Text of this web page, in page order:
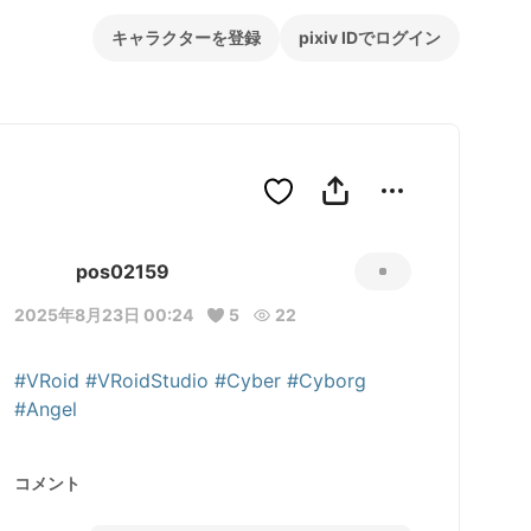
キャラクターを登録 pixiv IDでログイン
pos02159
2025年8月23日 00:24 5 22
#VRoid #VRoidStudio #Cyber #Cyborg
#Angel
コメント